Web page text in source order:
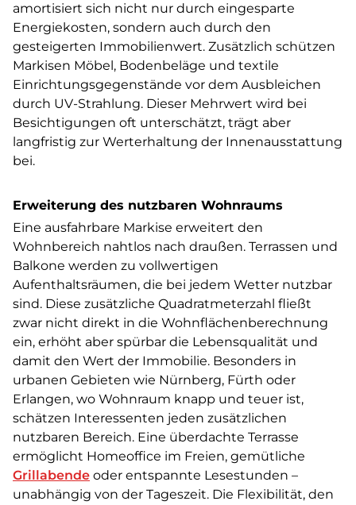
amortisiert sich nicht nur durch eingesparte
Energiekosten, sondern auch durch den
gesteigerten Immobilienwert. Zusätzlich schützen
Markisen Möbel, Bodenbeläge und textile
Einrichtungsgegenstände vor dem Ausbleichen
durch UV-Strahlung. Dieser Mehrwert wird bei
Besichtigungen oft unterschätzt, trägt aber
langfristig zur Werterhaltung der Innenausstattung
bei.
Erweiterung des nutzbaren Wohnraums
Eine ausfahrbare Markise erweitert den
Wohnbereich nahtlos nach draußen. Terrassen und
Balkone werden zu vollwertigen
Aufenthaltsräumen, die bei jedem Wetter nutzbar
sind. Diese zusätzliche Quadratmeterzahl fließt
zwar nicht direkt in die Wohnflächenberechnung
ein, erhöht aber spürbar die Lebensqualität und
damit den Wert der Immobilie. Besonders in
urbanen Gebieten wie Nürnberg, Fürth oder
Erlangen, wo Wohnraum knapp und teuer ist,
schätzen Interessenten jeden zusätzlichen
nutzbaren Bereich. Eine überdachte Terrasse
ermöglicht Homeoffice im Freien, gemütliche
Grillabende oder entspannte Lesestunden –
unabhängig von der Tageszeit. Die Flexibilität, den